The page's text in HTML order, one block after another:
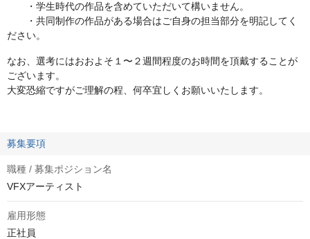
・学生時代の作品を含めていただいて構いません。
・共同制作の作品がある場合はご自身の担当部分を明記してく
ださい。
なお、選考にはおおよそ１〜２週間程度のお時間を頂戴することが
ございます。
大変恐縮ですがご理解の程、何卒宜しくお願いいたします。
募集要項
職種 / 募集ポジション名
VFXアーティスト
雇用形態
正社員